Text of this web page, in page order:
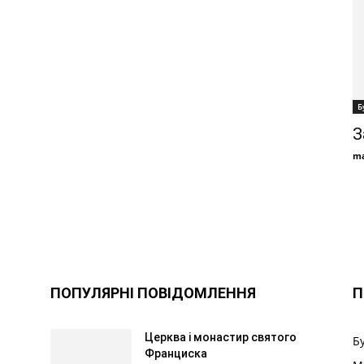
ПОПУЛЯРНІ ПОВІДОМЛЕННЯ
Церква і монастир святого
Франциска